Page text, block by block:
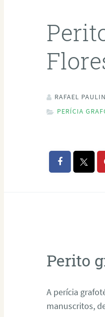
RAFAEL
PERÍCIA
Perito
A perícia
manuscritos,